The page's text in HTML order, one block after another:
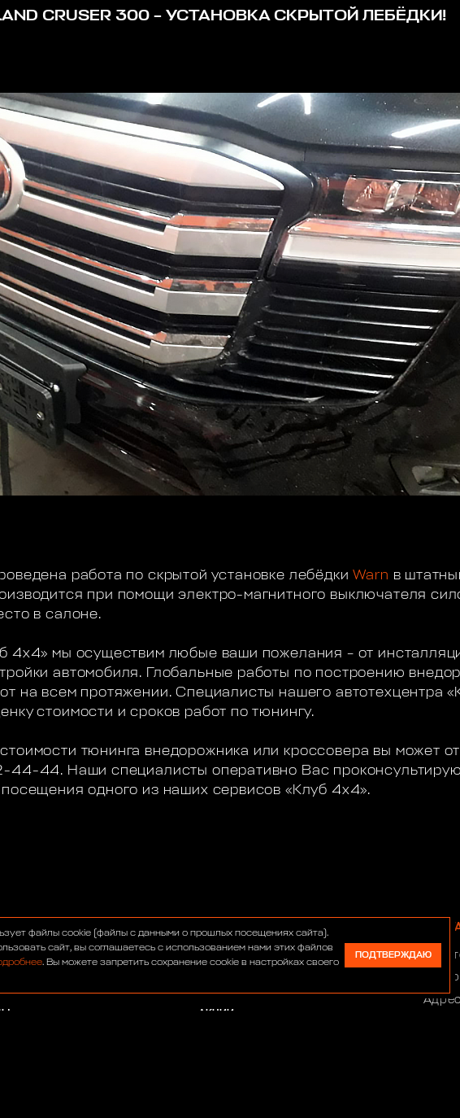
CRUSER 300 – УСТАНОВКА СКРЫТОЙ ЛЕБЁДКИ!
работа по скрытой установке лебёдкиWarn в
при помощи электро-магнитного выключателя
в салоне.
4х4» мы осуществим любые ваши пожелания – от
автомобиля. Глобальные работы по построению
на всем протяжении. Специалисты нашего автотехцентра
стоимости и сроков работ по тюнингу.
тюнинга внедорожника или кроссовера вы может
44. Наши специалисты оперативно Вас
одного из наших сервисов «Клуб 4х4».
СЕРВИС
АВТОСАЛОН
АКЦИИ
файлы cookie (файлы с данными о прошлых посещениях сайта).
сайт, вы соглашаетесь с использованием нами этих файлов
. Вы можете запретить сохранение cookie в настройках своего
ПОДТВЕРЖДАЮ